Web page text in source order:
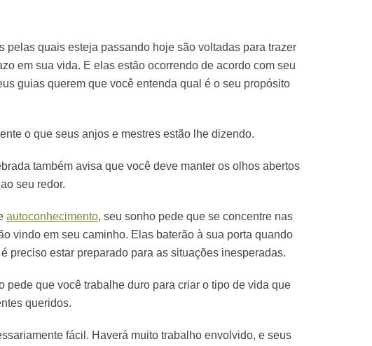
pelas quais esteja passando hoje são voltadas para trazer
em sua vida. E elas estão ocorrendo de acordo com seu
guias querem que você entenda qual é o seu propósito
o que seus anjos e mestres estão lhe dizendo.
também avisa que você deve manter os olhos abertos
ao seu redor.
autoconhecimento, seu sonho pede que se concentre nas
vindo em seu caminho. Elas baterão à sua porta quando
preciso estar preparado para as situações inesperadas.
pede que você trabalhe duro para criar o tipo de vida que
queridos.
fácil. Haverá muito trabalho envolvido, e seus